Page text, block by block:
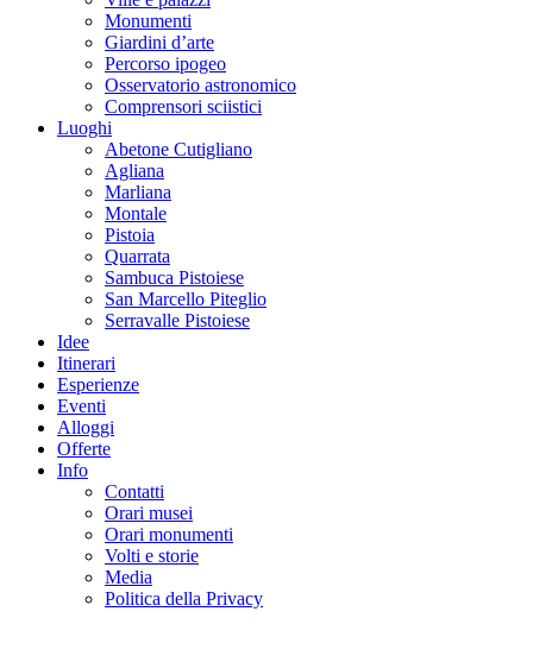
Monumenti
Giardini d’arte
Percorso ipogeo
Osservatorio astronomico
Comprensori sciistici
Luoghi
Abetone Cutigliano
Agliana
Marliana
Montale
Pistoia
Quarrata
Sambuca Pistoiese
San Marcello Piteglio
Serravalle Pistoiese
Idee
Itinerari
Esperienze
Eventi
Alloggi
Offerte
Info
Contatti
Orari musei
Orari monumenti
Volti e storie
Media
Politica della Privacy